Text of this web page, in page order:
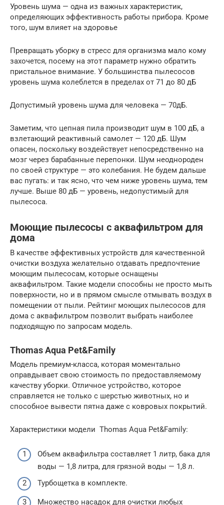
Уровень шума — одна из важных характеристик,
определяющих эффективность работы прибора. Кроме
того, шум влияет на здоровье
Превращать уборку в стресс для организма мало кому
захочется, посему на этот параметр нужно обратить
пристальное внимание. У большинства пылесосов
уровень шума колеблется в пределах от 71 до 80 дБ
Допустимый уровень шума для человека — 70дБ.
Заметим, что цепная пила производит шум в 100 дБ, а
взлетающий реактивный самолет — 120 дБ. Шум
опасен, поскольку воздействует непосредственно на
мозг через барабанные перепонки. Шум неоднороден
по своей структуре — это колебания. Не будем дальше
вас пугать: и так ясно, что чем ниже уровень шума, тем
лучше. Выше 80 дБ — уровень, недопустимый для
пылесоса.
Моющие пылесосы с аквафильтром для
дома
В качестве эффективных устройств для качественной
очистки воздуха желательно отдавать предпочтение
моющим пылесосам, которые оснащены
аквафильтром. Такие модели способны не просто мыть
поверхности, но и в прямом смысле отмывать воздух в
помещении от пыли. Рейтинг моющих пылесосов для
дома с аквафильтром позволит выбрать наиболее
подходящую по запросам модель.
Thomas Aqua Pet&Family
Модель премиум-класса, которая моментально
оправдывает свою стоимость по предоставляемому
качеству уборки. Отличное устройство, которое
справляется не только с шерстью животных, но и
способное вывести пятна даже с ковровых покрытий.
Характеристики модели Thomas Aqua Pet&Family:
Объем аквафильтра составляет 1 литр, бака для
воды — 1,8 литра, для грязной воды — 1,8 л.
Турбощетка в комплекте.
Множество насадок для очистки любых